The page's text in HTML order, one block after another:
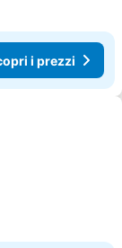
i prezzi